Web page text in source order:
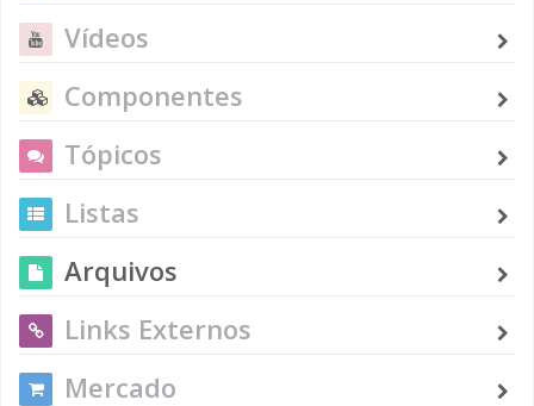
Vídeos
Componentes
Tópicos
Listas
Arquivos
Links Externos
Mercado